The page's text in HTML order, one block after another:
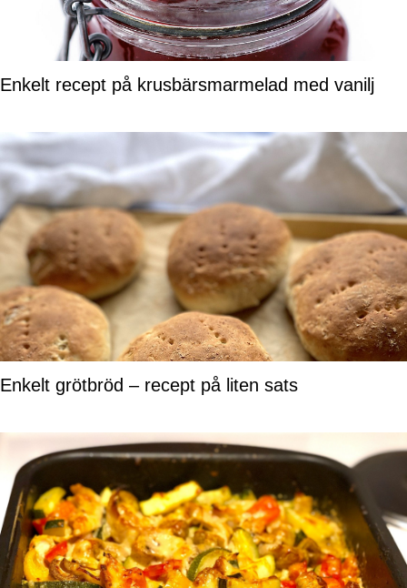
Enkelt recept på krusbärsmarmelad med vanilj
Enkelt grötbröd – recept på liten sats